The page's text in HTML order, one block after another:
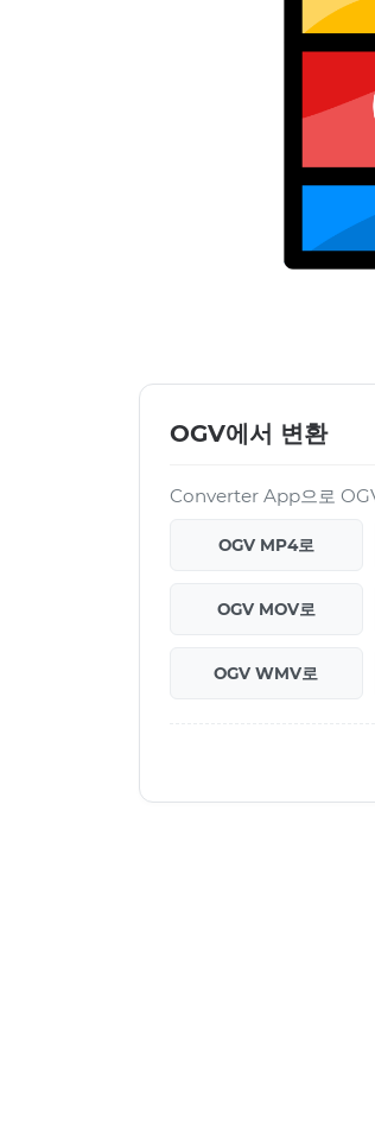
OGV에서 변환
Converter App으로
OGV MP4로
OGV MOV로
OGV WMV로